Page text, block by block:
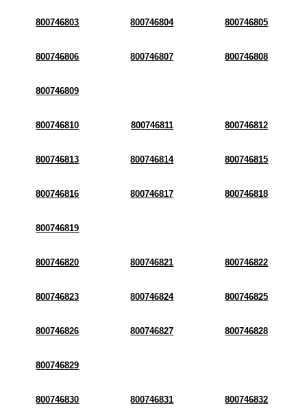
800746803 800746804 800746805
800746806 800746807 800746808
800746809
800746810 800746811 800746812
800746813 800746814 800746815
800746816 800746817 800746818
800746819
800746820 800746821 800746822
800746823 800746824 800746825
800746826 800746827 800746828
800746829
800746830 800746831 800746832